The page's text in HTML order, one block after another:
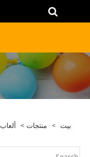
بيت > منتجات > ألعاب